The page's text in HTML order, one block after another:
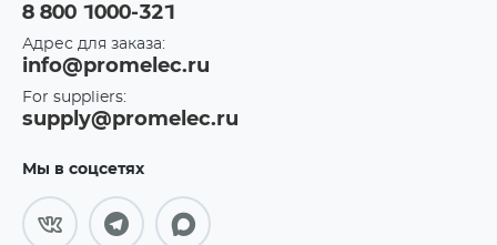
8 800 1000-321
Адрес для заказа:
info@promelec.ru
For suppliers:
supply@promelec.ru
Мы в соцсетях